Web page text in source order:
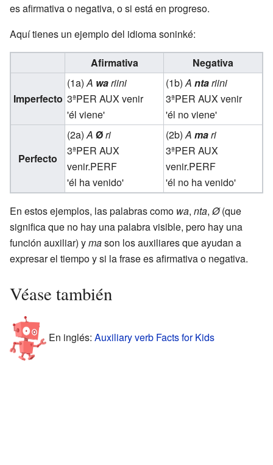
es afirmativa o negativa, o si está en progreso.
Aquí tienes un ejemplo del idioma soninké:
Afirmativa Negativa
Imperfecto
(1a)A wariini
3ªPER AUX venir
'él viene'
(1b)Antariini
3ªPER AUX venir
'él no viene'
Perfecto
(2a)A Øri
3ªPER AUX
venir.PERF
'él ha venido'
(2b)Amari
3ªPER AUX
venir.PERF
'él no ha venido'
En estos ejemplos, las palabras como wa, nta, Ø(que
significa que no hay una palabra visible, pero hay una
función auxiliar) ymason los auxiliares que ayudan a
expresar el tiempo y si la frase es afirmativa o negativa.
Véase también
En inglés: Auxiliary verb Facts for Kids